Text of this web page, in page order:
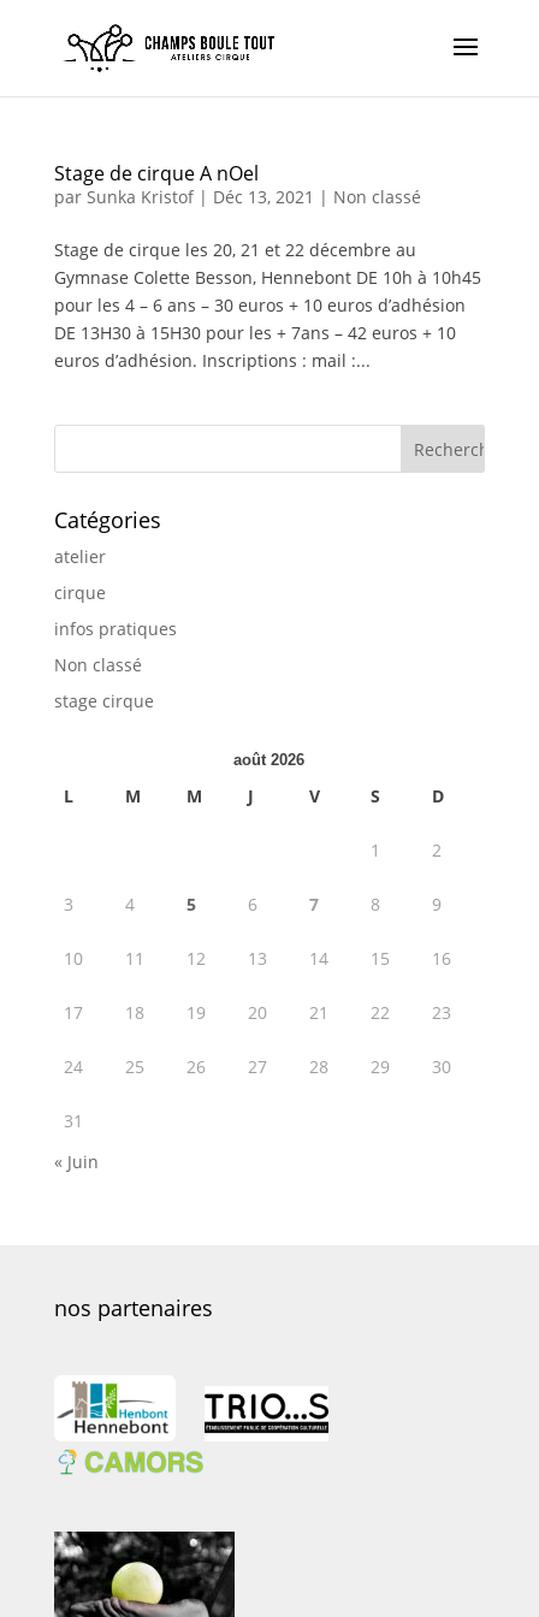
Stage de cirque A nOel
par Sunka Kristof| Déc 13, 2021 | Non classé
Stage de cirque les 20, 21 et 22 décembre au
Gymnase Colette Besson, Hennebont DE 10h à 10h45
pour les 4 – 6 ans – 30 euros + 10 euros d’adhésion
DE 13H30 à 15H30 pour les + 7ans – 42 euros + 10
euros d’adhésion. Inscriptions : mail :...
Catégories
atelier
cirque
infos pratiques
Non classé
stage cirque
août 2026
L M M J V S D
1 2
3 4 5 6 7 8 9
10 11 12 13 14 15 16
17 18 19 20 21 22 23
24 25 26 27 28 29 30
31
« Juin
nos partenaires